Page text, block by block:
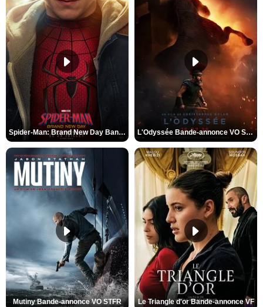
Spider-Man: Brand New Day Bande-annonce VO STFR L'Odyssée Bande-annonce VO STFR
Mutiny Bande-annonce VO STFR Le Triangle d'or Bande-annonce VF